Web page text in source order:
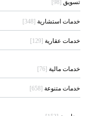
تسويق [98]
خدمات استشارية [348]
خدمات عقارية [129]
خدمات مالية [76]
خدمات متنوعة [658]